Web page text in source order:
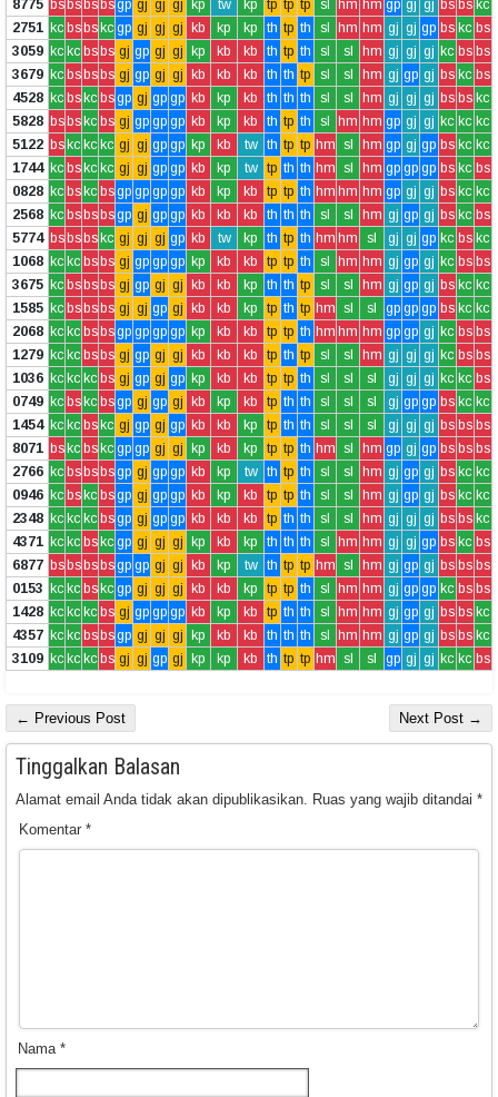
8775 bs bs bs bsgp gj gj gj kp tw kp tp tp tp sl hm hm gp gj gj bs bs kc
2751 kc bsbskc gp gj gj gj kb kp kp th tp th sl hm hm gj gj gp bs kc bs
3059 kc kc bsbs gj gp gj gj kp kb kb th tp th sl sl hm gj gj gj kc bs bs
3679 kc bsbsbs gj gp gj gj kb kb kb th th tp sl sl hm gj gp gj bs kc bs
4528 kc bskc bsgp gj gp gp kb kp kb th th th sl sl hm gj gj gj bs bs kc
5828 bsbskc bs gj gp gp gp kb kp kb th tp th sl hm hm gp gj gj kc kc kc
5122 bskc kc kc gj gj gp gp kp kb tw th tp tp hm sl hm gp gj gp bs kc kc
1744 kc bskc kc gj gj gp gp kb kp tw tp th th hm sl hm gp gp gp bs kc bs
0828 kc bskc bsgp gp gp gp kb kp kb tp tp th hm hm hm gp gj gj bs kc kc
2568 kc bsbsbsgp gj gp gp kb kb kb th th th sl sl hm gj gp gj bs kc bs
5774 bsbsbskc gj gj gj gp kb tw kp th tp th hm hm sl gj gj gp kc bs kc
1068 kc kc bsbs gj gp gp gp kp kb kb tp tp th sl hm hm gj gp gj kc bs bs
3675 kc bsbsbs gj gp gj gj kb kb kp th th tp sl sl hm gj gp gj bs kc kc
1585 kc bsbsbs gj gj gp gj kb kb kp tp th tp hm sl sl gp gp gp bs kc kc
2068 kc kc bsbsgp gp gp gp kp kb kb tp tp th hm hm hm gp gp gj kc bs bs
1279 kc kc bsbs gj gp gj gj kb kb kb tp th tp sl sl hm gj gj gj kc bs bs
1036 kc kc kc bs gj gp gj gp kp kb kb tp tp th sl sl sl gj gj gj kc kc bs
0749 kc bskc bsgp gj gp gj kb kp kb tp th th sl sl sl gj gp gp bs kc kc
1454 kc kc bskc gj gp gj gp kb kb kp tp th th sl sl sl gj gj gj bs bs bs
8071 bskc bskc gp gp gj gj kp kb kp tp tp th hm sl hm gp gj gp bs bs bs
2766 kc bsbsbsgp gj gp gp kb kp tw th tp th sl sl hm gj gp gj bs kc kc
0946 kc bskc bsgp gj gp gp kb kp kb tp tp th sl sl hm gj gp gj bs kc kc
2348 kc kc kc bsgp gj gp gp kb kb kb tp th th sl sl hm gj gj gj bs bs kc
4371 kc kc bskc gp gj gj gj kp kb kp th th th sl hm hm gj gj gp bs kc bs
6877 bsbsbsbsgp gp gj gj kb kp tw th tp tp hm sl hm gj gp gj bs bs bs
0153 kc kc bskc gp gj gj gj kb kb kp tp tp th sl hm hm gj gp gp kc bs bs
1428 kc kc kc bs gj gp gp gp kb kp kb tp th th sl hm hm gj gp gj bs bs kc
4357 kc kc bsbsgp gj gj gj kp kb kb th th th sl hm hm gj gp gj bs bs kc
3109 kc kc kc bs gj gj gp gj kp kp kb th tp tp hm sl sl gp gj gj kc kc bs
← Previous Post Next Post →
Tinggalkan Balasan
Alamat email Anda tidak akan dipublikasikan. Ruas yang wajib ditandai *
Komentar *
Nama *